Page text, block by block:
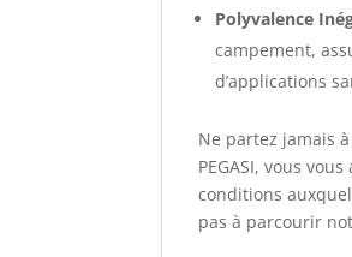
Polyvalence
campement,
d’applications
Ne partez jamais
PEGASI, vous
conditions
pas à parcourir